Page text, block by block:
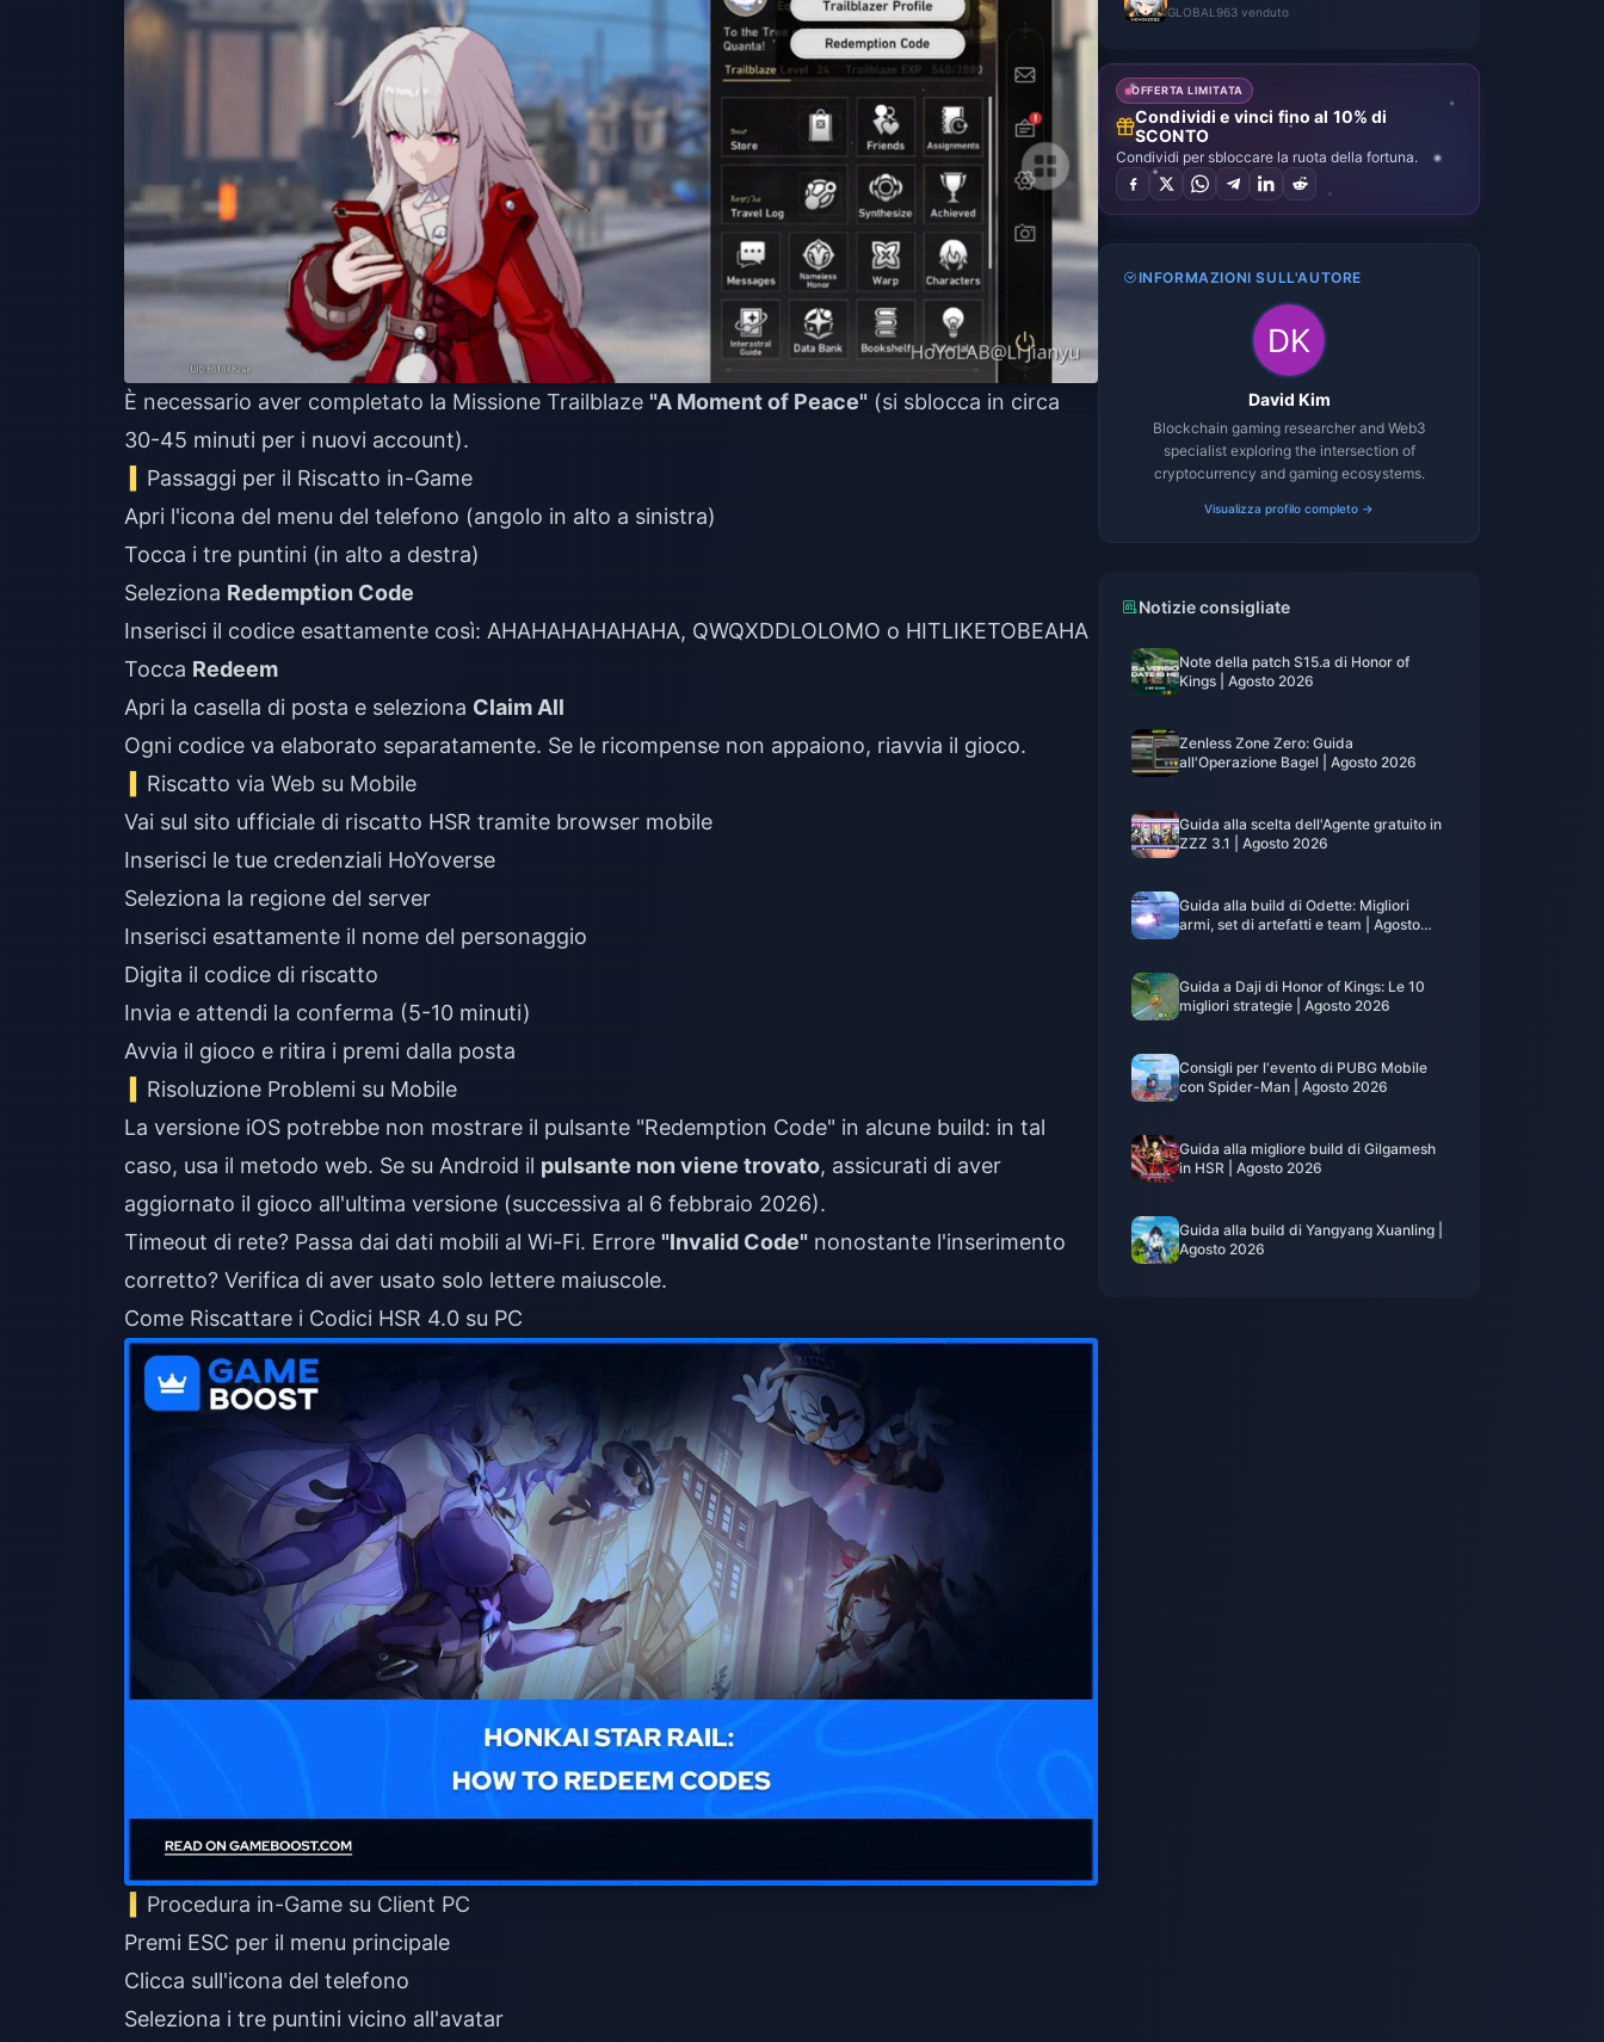
È necessario aver completato la Missione Trailblaze "A Moment of Peace" (si sblocca in circa
30-45 minuti per i nuovi account).
Passaggi per il Riscatto in-Game
Apri l'icona del menu del telefono (angolo in alto a sinistra)
Tocca i tre puntini (in alto a destra)
Seleziona Redemption Code
Inserisci il codice esattamente così: AHAHAHAHAHAHA, QWQXDDLOLOMO o HITLIKETOBEAHA
Tocca Redeem
Apri la casella di posta e seleziona Claim All
Ogni codice va elaborato separatamente. Se le ricompense non appaiono, riavvia il gioco.
Riscatto via Web su Mobile
Vai sul sito ufficiale di riscatto HSR tramite browser mobile
Inserisci le tue credenziali HoYoverse
Seleziona la regione del server
Inserisci esattamente il nome del personaggio
Digita il codice di riscatto
Invia e attendi la conferma (5-10 minuti)
Avvia il gioco e ritira i premi dalla posta
Risoluzione Problemi su Mobile
La versione iOS potrebbe non mostrare il pulsante "Redemption Code" in alcune build: in tal
caso, usa il metodo web. Se su Android il pulsante non viene trovato, assicurati di aver
aggiornato il gioco all'ultima versione (successiva al 6 febbraio 2026).
Timeout di rete? Passa dai dati mobili al Wi-Fi. Errore "Invalid Code" nonostante l'inserimento
corretto? Verifica di aver usato solo lettere maiuscole.
Come Riscattare i Codici HSR 4.0 su PC
Procedura in-Game su Client PC
Premi ESC per il menu principale
Clicca sull'icona del telefono
Seleziona i tre puntini vicino all'avatar
GLOBAL 963 venduto
OFFERTA LIMITATA
Condividi e vinci fino al 10% di
SCONTO
Condividi per sbloccare la ruota della fortuna.
INFORMAZIONI SULL'AUTORE
David Kim
Blockchain gaming researcher and Web3
specialist exploring the intersection of
cryptocurrency and gaming ecosystems.
Visualizza profilo completo →
Notizie consigliate
Note della patch S15.a di Honor of
Kings | Agosto 2026
Zenless Zone Zero: Guida
all'Operazione Bagel | Agosto 2026
Guida alla scelta dell'Agente gratuito in
ZZZ 3.1 | Agosto 2026
Guida alla build di Odette: Migliori
armi, set di artefatti e team | Agosto
Guida a Daji di Honor of Kings: Le 10
migliori strategie | Agosto 2026
Consigli per l'evento di PUBG Mobile
con Spider-Man | Agosto 2026
Guida alla migliore build di Gilgamesh
in HSR | Agosto 2026
Guida alla build di Yangyang Xuanling |
Agosto 2026